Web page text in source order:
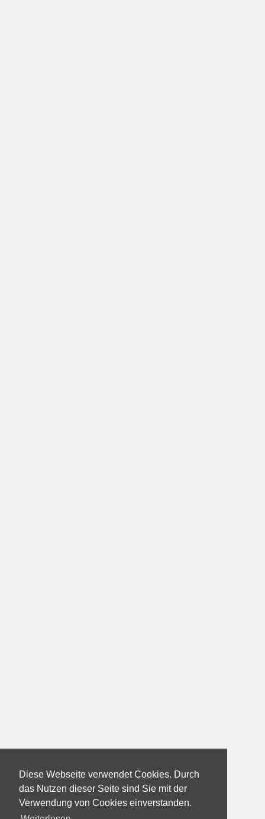
Diese Webseite verwendet Cookies. Durch
das Nutzen dieser Seite sind Sie mit der
Verwendung von Cookies einverstanden.